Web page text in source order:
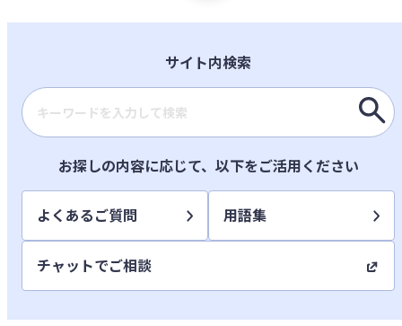
サイト内検索
検索キーワード入力
お探しの内容に応じて、以下をご活用ください
よくあるご質問 用語集
チャットでご相談